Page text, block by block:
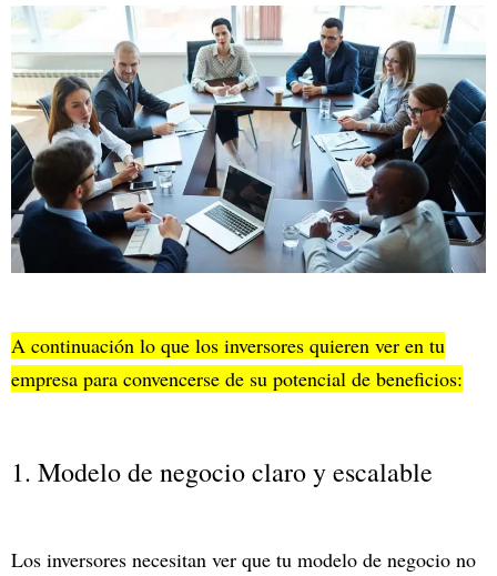
A continuación lo que los inversores quieren ver en tu
empresa para convencerse de su potencial de beneficios:
1. Modelo de negocio claro y escalable
Los inversores necesitan ver que tu modelo de negocio no